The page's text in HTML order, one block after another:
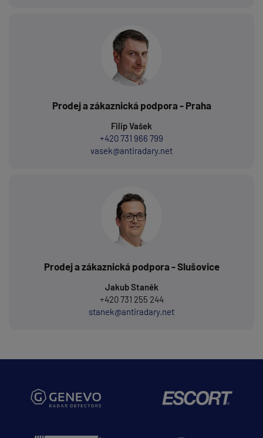
Prodej a zákaznická podpora - Praha
Filip Vašek
+420 731 966 799
vasek@antiradary.net
Prodej a zákaznická podpora - Slušovice
Jakub Staněk
+420 731 255 244
stanek@antiradary.net